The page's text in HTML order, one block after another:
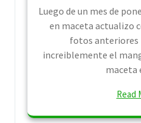
Luego de un mes de
en maceta actualizo
fotos anteriores
increiblemente el
maceta
Read